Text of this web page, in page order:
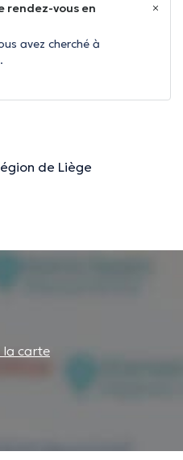
rendez-vous en
avez cherché à
de Liège
carte